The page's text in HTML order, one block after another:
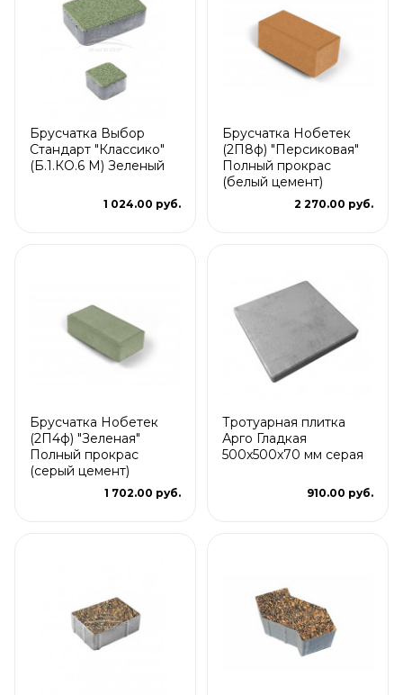
Брусчатка Выбор
Стандарт "Классико"
(Б.1.КО.6 М) Зеленый
1 024.00 руб.
Брусчатка Нобетек
(2П8ф) "Персиковая"
Полный прокрас
(белый цемент)
2 270.00 руб.
Брусчатка Нобетек
(2П4ф) "Зеленая"
Полный прокрас
(серый цемент)
1 702.00 руб.
Тротуарная плитка
Арго Гладкая
500x500x70 мм серая
910.00 руб.